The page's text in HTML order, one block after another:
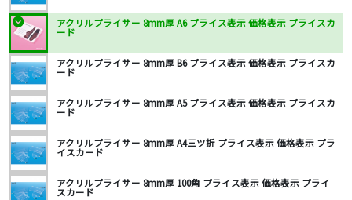
アクリルプライサー 8mm厚 A6 プライス表示 価格表示 プライスカ
ード
アクリルプライサー 8mm厚 B6 プライス表示 価格表示 プライスカ
ード
アクリルプライサー 8mm厚 A5 プライス表示 価格表示 プライスカ
ード
アクリルプライサー 8mm厚 A4三ツ折 プライス表示 価格表示 プラ
イスカード
アクリルプライサー 8mm厚 100角 プライス表示 価格表示 プライ
スカード